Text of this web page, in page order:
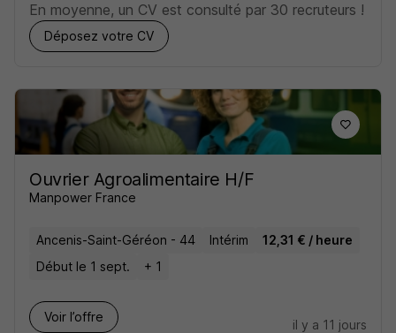
En moyenne, un CV est consulté par 30 recruteurs !
Déposez votre CV
Ouvrier Agroalimentaire H/F
Manpower France
Ancenis-Saint-Géréon - 44 Intérim
12,31 € / heure
Début le 1 sept.
+ 1
Voir l’offre
il y a 11 jours